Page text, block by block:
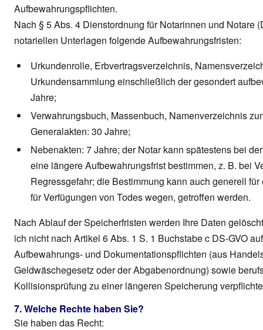
Aufbewahrungspflichten.
Nach § 5 Abs. 4 Dienstordnung für Notarinnen und Notare
notariellen Unterlagen folgende Aufbewahrungsfristen:
Urkundenrolle, Erbvertragsverzeichnis,
Urkundensammlung einschließlich der gesondert
Jahre;
Verwahrungsbuch, Massenbuch, Namenverzeichnis
Generalakten: 30 Jahre;
Nebenakten: 7 Jahre; der Notar kann spätestens bei
eine längere Aufbewahrungsfrist bestimmen, z. B. bei
Regressgefahr; die Bestimmung kann auch generell
für Verfügungen von Todes wegen, getroffen werden.
Nach Ablauf der Speicherfristen werden Ihre Daten
ich nicht nach Artikel 6 Abs. 1 S. 1 Buchstabe c DS-GVO
Aufbewahrungs- und Dokumentationspflichten (aus
Geldwäschegesetz oder der Abgabenordnung) sowie
Kollisionsprüfung zu einer längeren Speicherung
7. Welche Rechte haben Sie?
Sie haben das Recht: